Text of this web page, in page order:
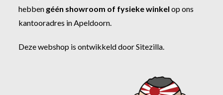
hebben géén showroom of fysieke winkel op ons
kantooradres in Apeldoorn.
Deze webshop is ontwikkeld doorSitezilla.